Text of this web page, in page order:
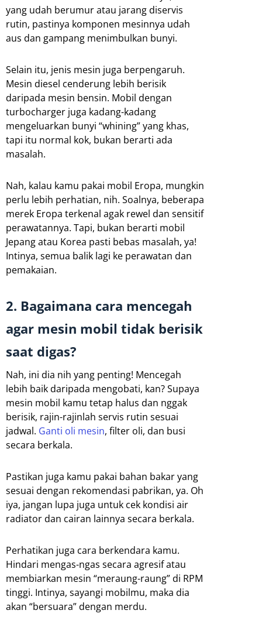
yang udah berumur atau jarang diservis
rutin, pastinya komponen mesinnya udah
aus dan gampang menimbulkan bunyi.
Selain itu, jenis mesin juga berpengaruh.
Mesin diesel cenderung lebih berisik
daripada mesin bensin. Mobil dengan
turbocharger juga kadang-kadang
mengeluarkan bunyi “whining” yang khas,
tapi itu normal kok, bukan berarti ada
masalah.
Nah, kalau kamu pakai mobil Eropa, mungkin
perlu lebih perhatian, nih. Soalnya, beberapa
merek Eropa terkenal agak rewel dan sensitif
perawatannya. Tapi, bukan berarti mobil
Jepang atau Korea pasti bebas masalah, ya!
Intinya, semua balik lagi ke perawatan dan
pemakaian.
2. Bagaimana cara mencegah
agar mesin mobil tidak berisik
saat digas?
Nah, ini dia nih yang penting! Mencegah
lebih baik daripada mengobati, kan? Supaya
mesin mobil kamu tetap halus dan nggak
berisik, rajin-rajinlah servis rutin sesuai
jadwal. Ganti oli mesin, filter oli, dan busi
secara berkala.
Pastikan juga kamu pakai bahan bakar yang
sesuai dengan rekomendasi pabrikan, ya. Oh
iya, jangan lupa juga untuk cek kondisi air
radiator dan cairan lainnya secara berkala.
Perhatikan juga cara berkendara kamu.
Hindari mengas-ngas secara agresif atau
membiarkan mesin “meraung-raung” di RPM
tinggi. Intinya, sayangi mobilmu, maka dia
akan “bersuara” dengan merdu.